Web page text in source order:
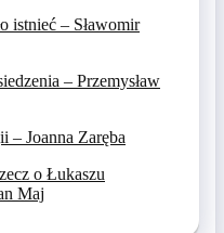
istnieć – Sławomir
– Przemysław
– Joanna Zaręba
o Łukaszu
Maj